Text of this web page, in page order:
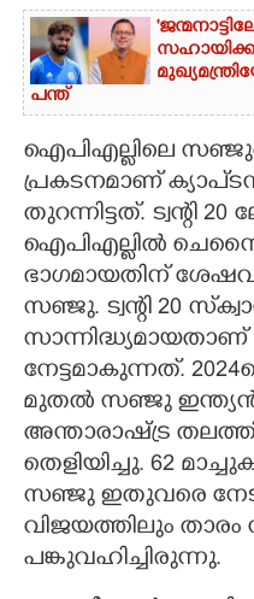
പന്ത്
ഐപിഎല്ലിലെ
പ്രകടനമാണ്
തുറന്നിട്ടത്. ട്വന്റി
ഐപിഎല്ലിൽ
ഭാഗമായതിന്
സഞ്ജു. ട്വന്റി 20
നേട്ടമാകുന്നത്.
മുതൽ സഞ്ജു ഇന്ത്യൻ
അന്താരാഷ്ട്ര
തെളിയിച്ചു. 62
സഞ്ജു ഇതുവരെ
വിജയത്തിലും
പങ്കുവഹിച്ചിരുന്നു.